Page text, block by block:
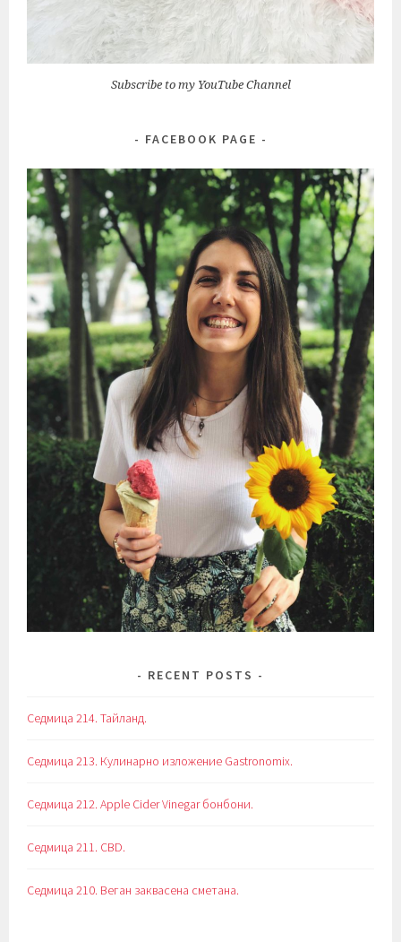
Subscribe to my YouTube Channel
FACEBOOK PAGE
RECENT POSTS
Седмица 214. Тайланд.
Седмица 213. Кулинарно изложение Gastronomix.
Седмица 212. Apple Cider Vinegar бонбони.
Седмица 211. CBD.
Седмица 210. Веган заквасена сметана.